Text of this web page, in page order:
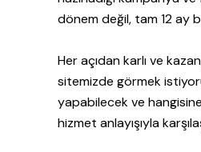
dönem değil, tam 12 ay
Her açıdan karlı ve
sitemizde görmek
yapabilecek ve
hizmet anlayışıyla